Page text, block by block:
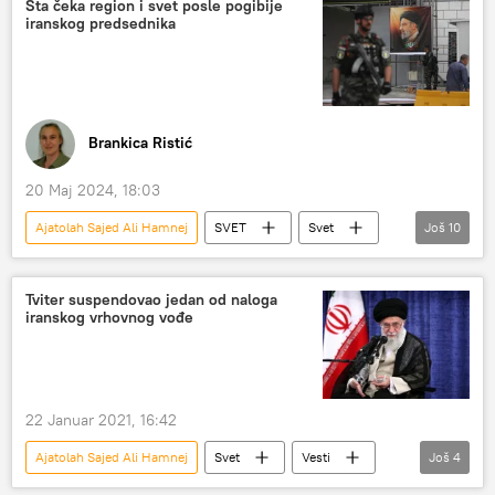
Šta čeka region i svet posle pogibije
iranskog predsednika
Brankica Ristić
20 Maj 2024, 18:03
Ajatolah Sajed Ali Hamnej SVET
Svet
Svet – politika
Iran
pogibija
pogibija civila
Amerika
Rusija
Kina ŠOS
Još 10
Tviter suspendovao jedan od naloga
iranskog vrhovnog vođe
22 Januar 2021, 16:42
Ajatolah Sajed Ali Hamnej Svet
Vesti
Iran
Tviter tvit Tviter
Još 4